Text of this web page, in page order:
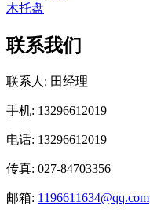
木托盘
联系我们
联系人: 田经理
手机: 13296612019
电话: 13296612019
传真: 027-84703356
邮箱: 1196611634@qq.com